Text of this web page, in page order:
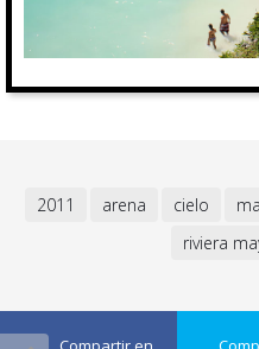
2011 arena cielo
riviera